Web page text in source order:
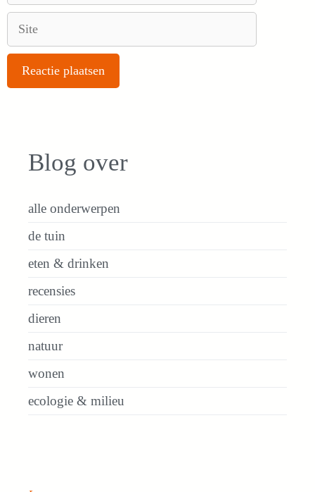
Blog over
alle onderwerpen
de tuin
eten & drinken
recensies
dieren
natuur
wonen
ecologie & milieu